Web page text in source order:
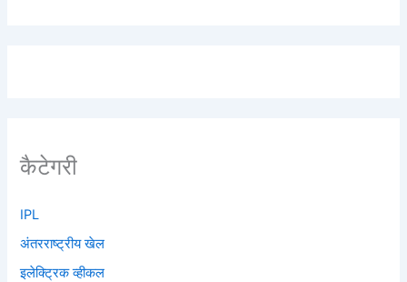
कैटेगरी
IPL
अंतरराष्ट्रीय खेल
इलेक्ट्रिक व्हीकल